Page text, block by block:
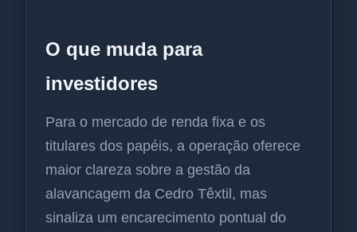
O que muda para
investidores
Para o mercado de renda fixa e os
titulares dos papéis, a operação oferece
maior clareza sobre a gestão da
alavancagem da Cedro Têxtil, mas
sinaliza um encarecimento pontual do